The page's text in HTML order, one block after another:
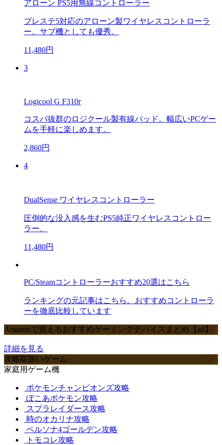
アローン PS5用無線コントローラー
プレステ5対応のアローン製ワイヤレスコントローラ
ー。サブ機としても優秀。
11,480円
3
Logicool G F310r
コスパ抜群のロジクール製有線パッド。幅広いPCゲー
ムを手軽に楽しめます。
2,860円
4
DualSense ワイヤレスコントローラー
圧倒的な没入感を生むPS5純正ワイヤレスコントロー
ラー。
11,480円
PC/Steamコントローラーおすすめ20選はこちら
ランキングの元記事はこちら。おすすめコントローラ
ーを徹底比較しています
Amazonで買えるおすすめゲーミングデバイスまとめ【ad】
詳細を見る
攻略取扱いゲーム
家庭用ゲーム機
ポケモンチャンピオンズ攻略
ぽこあポケモン攻略
スプラレイダース攻略
時のオカリナ攻略
ペルソナ4ゴールデン攻略
トモコレ攻略